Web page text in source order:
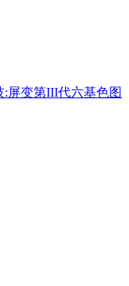
:屏变第III代六基色图